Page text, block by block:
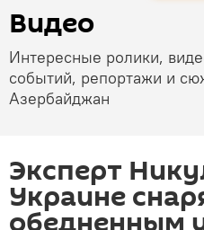
Видео
Интересные ролики,
событий, репортажи и
Азербайджан
Эксперт
Украине